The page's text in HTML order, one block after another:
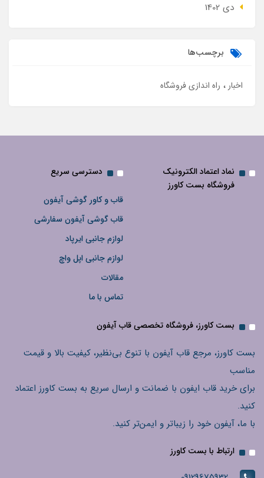
دی 1402
برچسب‌ها
اخبار راه اندازی فروشگاه
نماد اعتماد الکترونیک
فروشگاه بست کاورز
دسترسی سریع
قاب و کاور گوشی آیفون
قاب گوشی آیفون سفارشی
لوازم جانبی ایرپاد
لوازم جانبی اپل واچ
مقالات
تماس با ما
بست کاورز، فروشگاه تخصصی قاب آیفون
بست کاورز، مرجع قاب آیفون با تنوع بی‌نظیر، کیفیت بالا و قیمت
مناسب
برای خرید قاب ایفون با ضمانت و ارسال سریع به بست کاورز اعتماد
کنید.
با ما، آیفون خود را زیباتر و ایمن‌تر کنید.
ارتباط با بست کاورز